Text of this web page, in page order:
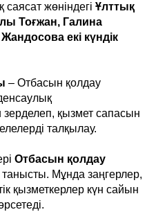
жөніндегі Ұлттық
Тоғжан, Галина
екі күндік
– Отбасын қолдау
қызмет сапасын
талқылау.
Отбасын қолдау
Мұнда заңгерлер,
қызметкерлер күн сайын